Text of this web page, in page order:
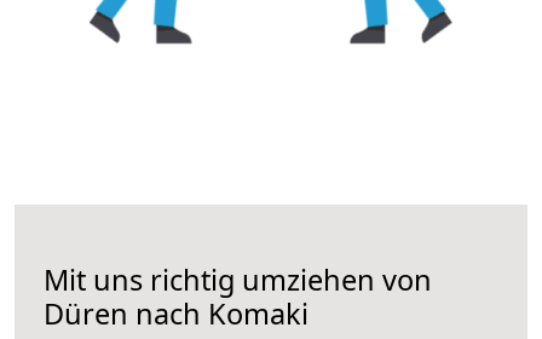
Mit uns richtig umziehen von
Düren nach Komaki